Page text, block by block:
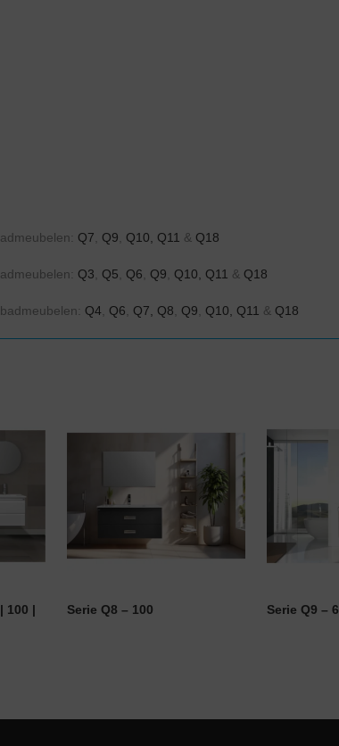
Q7 Q9 Q10, Q11 & Q18
Q3 Q5 Q6 Q9 Q10, Q11 & Q18
Q4 Q6 Q7, Q8 Q9 Q10, Q11 & Q18
100 |
Serie Q8 – 100 Serie Q9 –